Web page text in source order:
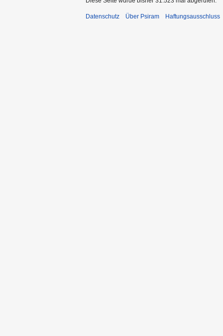
Datenschutz Über Psiram Haftungsausschluss